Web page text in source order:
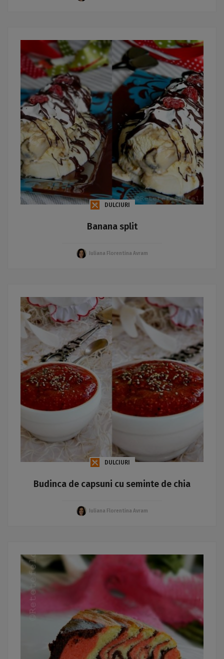
DULCIURI
Banana split
Iuliana Florentina Avram
DULCIURI
Budinca de capsuni cu seminte de chia
Iuliana Florentina Avram